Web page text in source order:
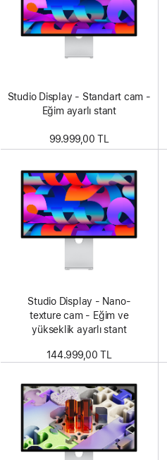
Studio Display - Standart cam -
Eğim ayarlı stant
99.999,00 TL
Studio Display - Nano-
texture cam - Eğim ve
yükseklik ayarlı stant
144.999,00 TL